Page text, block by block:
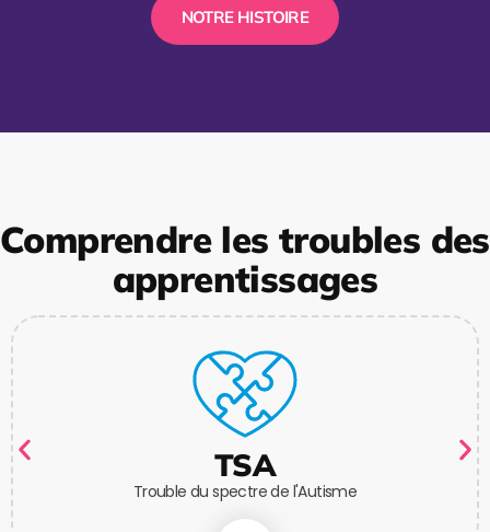
NOTRE HISTOIRE
Comprendre les troubles des
apprentissages
TSA
Trouble du spectre de l'Autisme